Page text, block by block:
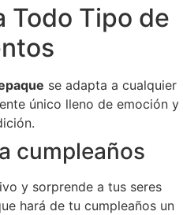
Todo Tipo de
se adapta a cualquier
único lleno de emoción y
cumpleaños
y sorprende a tus seres
hará de tu cumpleaños un